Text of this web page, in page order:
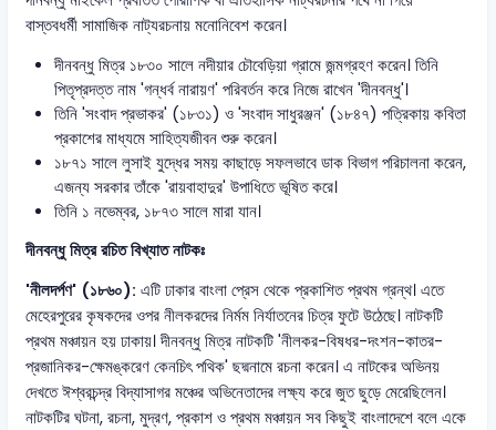
বাস্তবধর্মী সামাজিক নাট্যরচনায় মনোনিবেশ করেন।
দীনবন্ধু মিত্র ১৮৩০ সালে নদীয়ার চৌবেড়িয়া গ্রামে জন্মগ্রহণ করেন। তিনি
পিতৃপ্রদত্ত নাম 'গন্ধর্ব নারায়ণ' পরিবর্তন করে নিজে রাখেন 'দীনবন্ধু'।
তিনি 'সংবাদ প্রভাকর' (১৮৩১) ও 'সংবাদ সাধুরঞ্জন' (১৮৪৭) পত্রিকায় কবিতা
প্রকাশের মাধ্যমে সাহিত্যজীবন শুরু করেন।
১৮৭১ সালে লুসাই যুদ্ধের সময় কাছাড়ে সফলভাবে ডাক বিভাগ পরিচালনা করেন,
এজন্য সরকার তাঁকে 'রায়বাহাদুর' উপাধিতে ভূষিত করে।
তিনি ১ নভেম্বর, ১৮৭৩ সালে মারা যান।
দীনবন্ধু মিত্র রচিত বিখ্যাত নাটকঃ
'নীলদর্পণ' (১৮৬০): এটি ঢাকার বাংলা প্রেস থেকে প্রকাশিত প্রথম গ্রন্থ। এতে
মেহেরপুরের কৃষকদের ওপর নীলকরদের নির্মম নির্যাতনের চিত্র ফুটে উঠেছে। নাটকটি
প্রথম মঞ্চায়ন হয় ঢাকায়। দীনবন্ধু মিত্র নাটকটি 'নীলকর-বিষধর-দংশন-কাতর-
প্রজানিকর-ক্ষেমঙ্করেণ কেনচিৎ পথিক' ছদ্মনামে রচনা করেন। এ নাটকের অভিনয়
দেখতে ঈশ্বরচন্দ্র বিদ্যাসাগর মঞ্চের অভিনেতাদের লক্ষ্য করে জুত ছুড়ে মেরেছিলেন।
নাটকটির ঘটনা, রচনা, মুদ্রণ, প্রকাশ ও প্রথম মঞ্চায়ন সব কিছুই বাংলাদেশে বলে একে